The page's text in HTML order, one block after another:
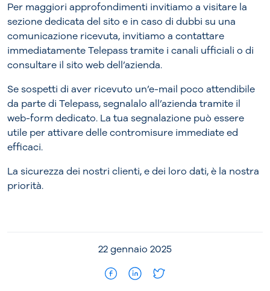
Per maggiori approfondimenti invitiamo a visitare la
sezione dedicata del sito e in caso di dubbi su una
comunicazione ricevuta, invitiamo a contattare
immediatamente Telepass tramite i canali ufficiali o di
consultare il sito web dell’azienda.
Se sospetti di aver ricevuto un’e-mail poco attendibile
da parte di Telepass, segnalalo all’azienda tramite il
web-form dedicato. La tua segnalazione può essere
utile per attivare delle contromisure immediate ed
efficaci.
La sicurezza dei nostri clienti, e dei loro dati, è la nostra
priorità.
22 gennaio 2025